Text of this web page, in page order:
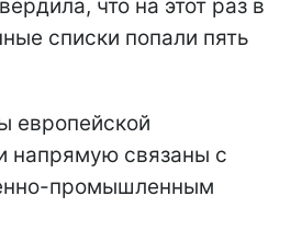
что на этот раз в
списки попали пять
европейской
напрямую связаны с
промышленным